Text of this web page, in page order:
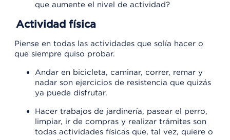
que aumente el nivel de actividad?
Actividad física
Piense en todas las actividades que solía hacer o
que siempre quiso probar.
Andar en bicicleta, caminar, correr, remar y
nadar son ejercicios de resistencia que quizás
ya puede disfrutar.
Hacer trabajos de jardinería, pasear el perro,
limpiar, ir de compras y realizar trámites son
todas actividades físicas que, tal vez, quiere o